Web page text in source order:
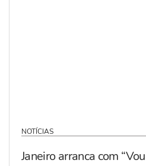
NOTÍCIAS
Janeiro arranca com